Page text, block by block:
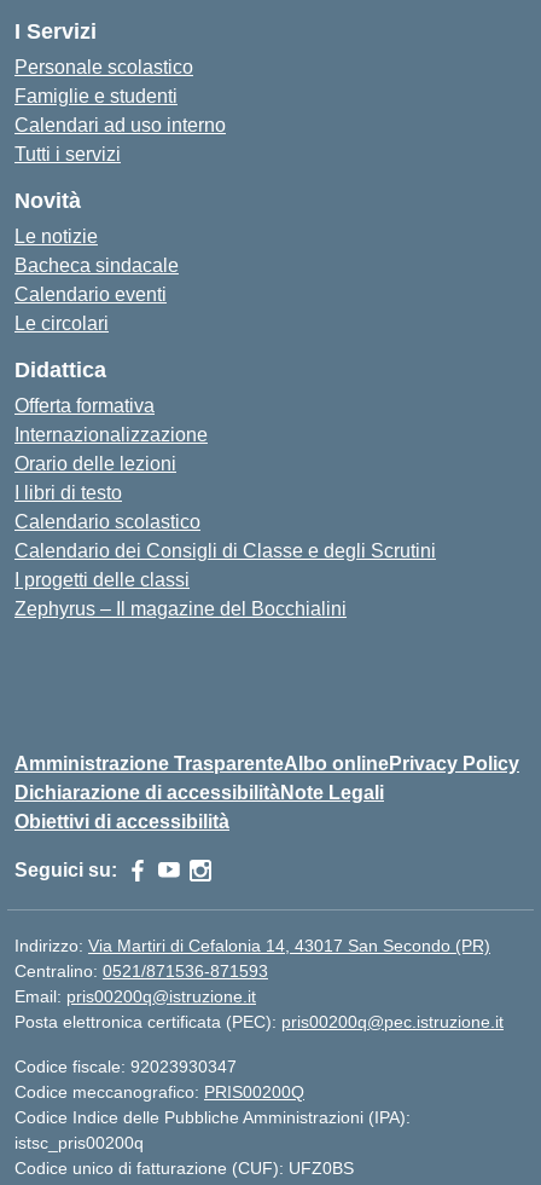
I Servizi
Personale scolastico
Famiglie e studenti
Calendari ad uso interno
Tutti i servizi
Novità
Le notizie
Bacheca sindacale
Calendario eventi
Le circolari
Didattica
Offerta formativa
Internazionalizzazione
Orario delle lezioni
I libri di testo
Calendario scolastico
Calendario dei Consigli di Classe e degli Scrutini
I progetti delle classi
Zephyrus – Il magazine del Bocchialini
Amministrazione TrasparenteAlbo onlinePrivacy Policy
Dichiarazione di accessibilitàNote Legali
Obiettivi di accessibilità
Seguici su:
Indirizzo: Via Martiri di Cefalonia 14, 43017 San Secondo (PR)
Centralino: 0521/871536-871593
Email: pris00200q@istruzione.it
Posta elettronica certificata (PEC): pris00200q@pec.istruzione.it
Codice fiscale: 92023930347
Codice meccanografico: PRIS00200Q
Codice Indice delle Pubbliche Amministrazioni (IPA):
istsc_pris00200q
Codice unico di fatturazione (CUF): UFZ0BS